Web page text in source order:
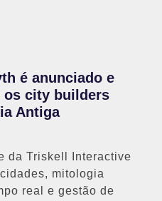
é anunciado e
os city builders
Antiga
da Triskell Interactive
mitologia
real e gestão de